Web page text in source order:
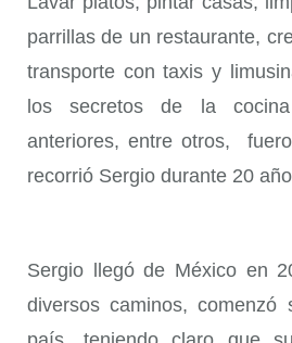
parrillas de un restaurante,
transporte con taxis y
los secretos de la
anteriores, entre otros,
recorrió Sergio durante 20
Sergio llegó de México en
diversos caminos, comenzó